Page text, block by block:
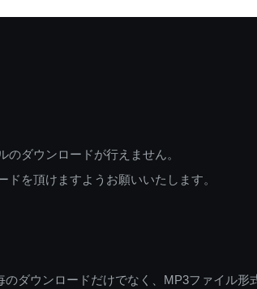
ダウンロードが行えません。
を頂けますようお願いいたします。
ダウンロードだけでなく、MP3ファイル形